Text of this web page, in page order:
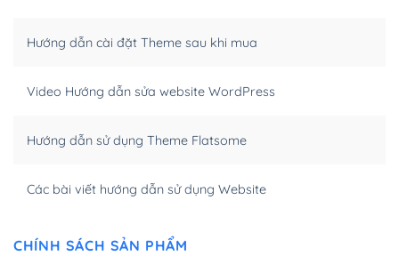
WordPress bao gồm nhiều công cụ và plugin để tối ưu
kiếm.
Tối ưu hóa công cụ tìm kiếm
Hướng dẫn cài đặt Theme sau khi mua
Video Hướng dẫn sửa website WordPress
Hướng dẫn sử dụng Theme Flatsome
Các bài viết hướng dẫn sử dụng Website
CHÍNH SÁCH SẢN PHẨM